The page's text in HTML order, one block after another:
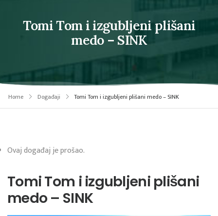
Tomi Tom i izgubljeni plišani
medo – SINK
Home Događaji Tomi Tom i izgubljeni plišani medo – SINK
Ovaj događaj je prošao.
Tomi Tom i izgubljeni plišani
medo – SINK